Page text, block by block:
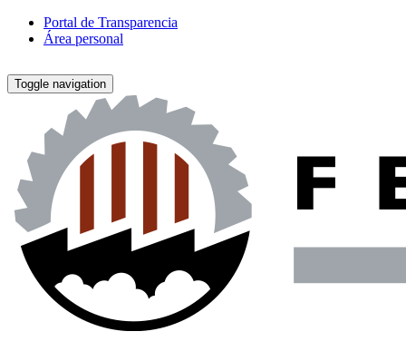
Portal de Transparencia
Área personal
Toggle navigation